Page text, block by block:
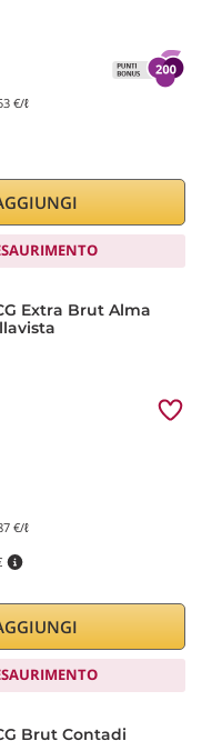
€/ℓ
Extra Brut Alma
€/ℓ
Brut Contadi